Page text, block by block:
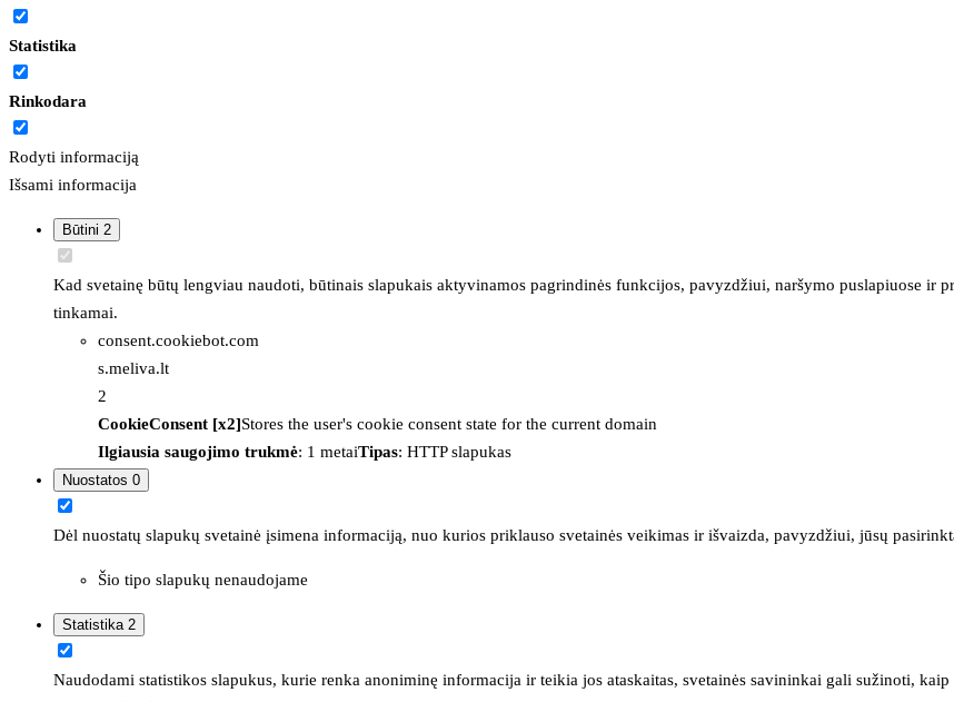
Statistika
Rinkodara
Rodyti informaciją
Išsami informacija
Būtini 2
Kad svetainę būtų lengviau naudoti, būtinais slapukais aktyvinamos pagrindinės funkcijos, pavyzdžiui, naršymo puslapiuose ir
tinkamai.
consent.cookiebot.com
s.meliva.lt
2
CookieConsent [x2]Stores the user's cookie consent state for the current domain
Ilgiausia saugojimo trukmė: 1 metaiTipas: HTTP slapukas
Nuostatos 0
Dėl nuostatų slapukų svetainė įsimena informaciją, nuo kurios priklauso svetainės veikimas ir išvaizda, pavyzdžiui, jūsų
Šio tipo slapukų nenaudojame
Statistika 2
Naudodami statistikos slapukus, kurie renka anoniminę informacija ir teikia jos ataskaitas, svetainės savininkai gali sužinoti,